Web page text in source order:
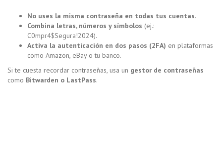
No uses la misma contraseña en todas tus cuentas.
Combina letras, números y símbolos (ej.:
C0mpr4$Segura!2024).
Activa la autenticación en dos pasos (2FA) en plataformas
como Amazon, eBay o tu banco.
Si te cuesta recordar contraseñas, usa un gestor de contraseñas
como Bitwarden o LastPass.